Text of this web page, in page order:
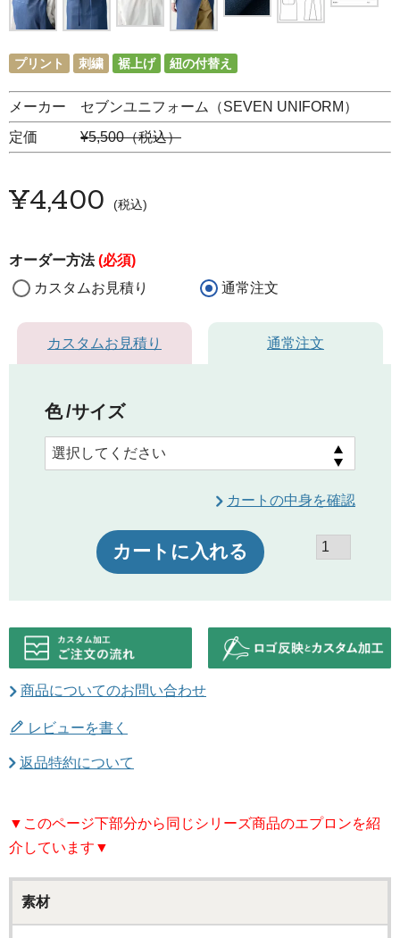
プリント 刺繍 裾上げ 紐の付替え
メーカー セブンユニフォーム（SEVEN UNIFORM）
定価 ¥5,500（税込）
¥4,400 税込
オーダー方法(必須)
カスタムお見積り
通常注文
カスタムお見積り 通常注文
色 サイズ
カートの中身を確認
カートに入れる
商品についてのお問い合わせ
レビューを書く
返品特約について
▼このページ下部分から同じシリーズ商品のエプロンを紹
介しています▼
素材